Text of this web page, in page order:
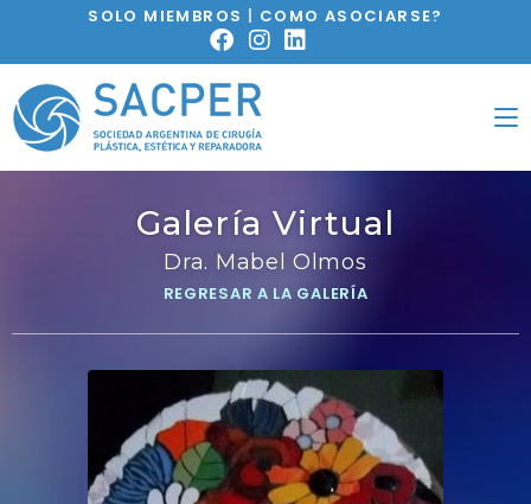
SOLO MIEMBROS | COMO ASOCIARSE?
Galería Virtual
Dra. Mabel Olmos
REGRESAR A LA GALERÍA